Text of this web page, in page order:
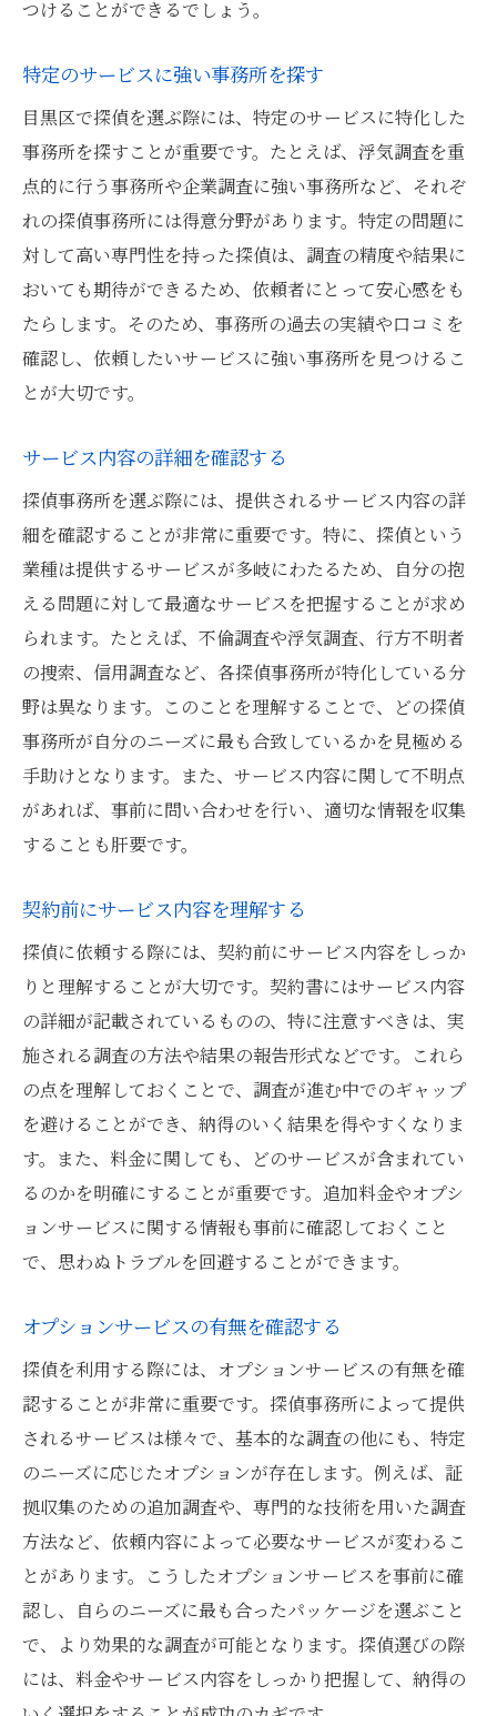
つけることができるでしょう。
特定のサービスに強い事務所を探す
目黒区で探偵を選ぶ際には、特定のサービスに特化した
事務所を探すことが重要です。たとえば、浮気調査を重
点的に行う事務所や企業調査に強い事務所など、それぞ
れの探偵事務所には得意分野があります。特定の問題に
対して高い専門性を持った探偵は、調査の精度や結果に
おいても期待ができるため、依頼者にとって安心感をも
たらします。そのため、事務所の過去の実績や口コミを
確認し、依頼したいサービスに強い事務所を見つけるこ
とが大切です。
サービス内容の詳細を確認する
探偵事務所を選ぶ際には、提供されるサービス内容の詳
細を確認することが非常に重要です。特に、探偵という
業種は提供するサービスが多岐にわたるため、自分の抱
える問題に対して最適なサービスを把握することが求め
られます。たとえば、不倫調査や浮気調査、行方不明者
の捜索、信用調査など、各探偵事務所が特化している分
野は異なります。このことを理解することで、どの探偵
事務所が自分のニーズに最も合致しているかを見極める
手助けとなります。また、サービス内容に関して不明点
があれば、事前に問い合わせを行い、適切な情報を収集
することも肝要です。
契約前にサービス内容を理解する
探偵に依頼する際には、契約前にサービス内容をしっか
りと理解することが大切です。契約書にはサービス内容
の詳細が記載されているものの、特に注意すべきは、実
施される調査の方法や結果の報告形式などです。これら
の点を理解しておくことで、調査が進む中でのギャップ
を避けることができ、納得のいく結果を得やすくなりま
す。また、料金に関しても、どのサービスが含まれてい
るのかを明確にすることが重要です。追加料金やオプシ
ョンサービスに関する情報も事前に確認しておくこと
で、思わぬトラブルを回避することができます。
オプションサービスの有無を確認する
探偵を利用する際には、オプションサービスの有無を確
認することが非常に重要です。探偵事務所によって提供
されるサービスは様々で、基本的な調査の他にも、特定
のニーズに応じたオプションが存在します。例えば、証
拠収集のための追加調査や、専門的な技術を用いた調査
方法など、依頼内容によって必要なサービスが変わるこ
とがあります。こうしたオプションサービスを事前に確
認し、自らのニーズに最も合ったパッケージを選ぶこと
で、より効果的な調査が可能となります。探偵選びの際
には、料金やサービス内容をしっかり把握して、納得の